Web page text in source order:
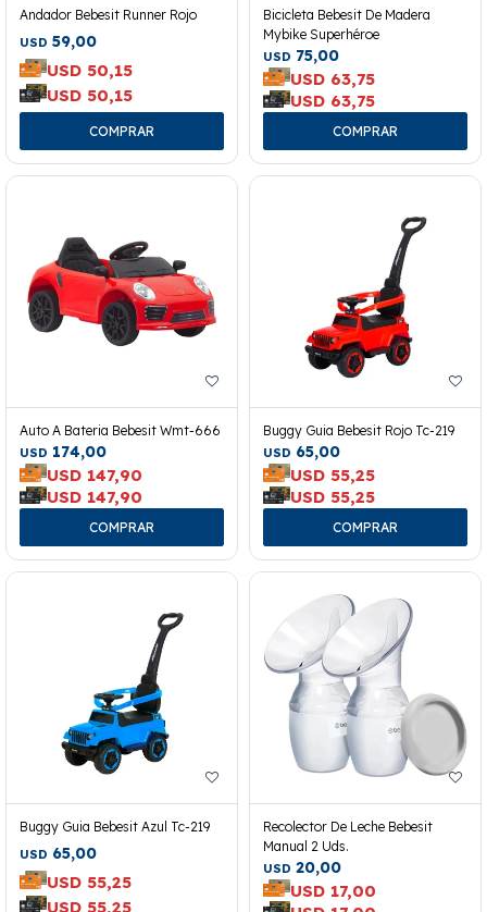
Andador Bebesit Runner Rojo
USD 59,00
USD 50,15
USD 50,15
Bicicleta Bebesit De Madera
Mybike Superhéroe
USD 75,00
USD 63,75
USD 63,75
Auto A Bateria Bebesit Wmt-666
USD 174,00
USD 147,90
USD 147,90
Buggy Guia Bebesit Rojo Tc-219
USD 65,00
USD 55,25
USD 55,25
Buggy Guia Bebesit Azul Tc-219
USD 65,00
USD 55,25
USD 55,25
Recolector De Leche Bebesit
Manual 2 Uds.
USD 20,00
USD 17,00